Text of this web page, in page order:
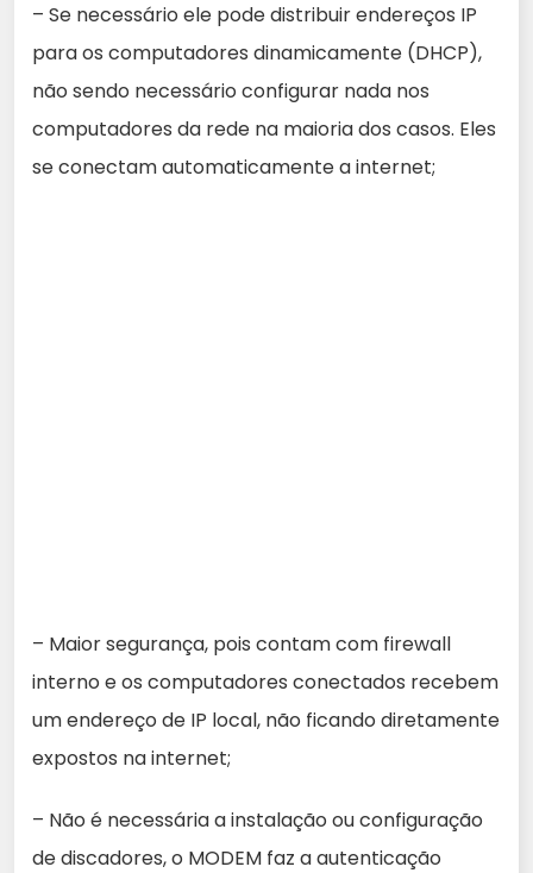
– Se necessário ele pode distribuir endereços IP
para os computadores dinamicamente (DHCP),
não sendo necessário configurar nada nos
computadores da rede na maioria dos casos. Eles
se conectam automaticamente a internet;
– Maior segurança, pois contam com firewall
interno e os computadores conectados recebem
um endereço de IP local, não ficando diretamente
expostos na internet;
– Não é necessária a instalação ou configuração
de discadores, o MODEM faz a autenticação